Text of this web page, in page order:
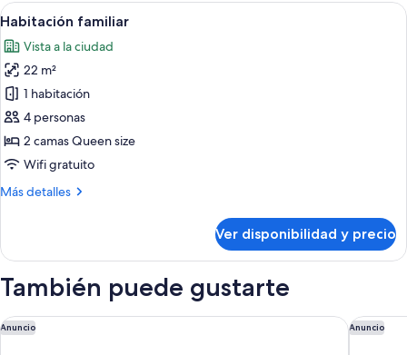
Ver
todas
las
fotos
de
Habitación
familiar
6
Habitación familiar
Vista a la ciudad
22 m²
1 habitación
4 personas
2 camas Queen size
Wifi gratuito
Más detalles
Más
familiar
Ver disponibilidad y precio
También puede gustarte
Anuncio
voco Bilbao City by IHG Anuncio
Holiday